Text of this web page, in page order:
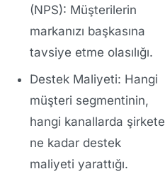
(NPS): Müşterilerin
markanızı başkasına
tavsiye etme olasılığı.
Destek Maliyeti: Hangi
müşteri segmentinin,
hangi kanallarda şirkete
ne kadar destek
maliyeti yarattığı.